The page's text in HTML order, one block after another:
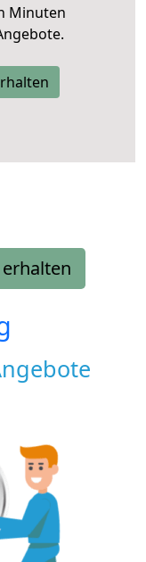
Minuten